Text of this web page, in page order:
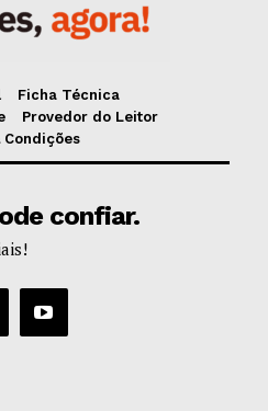
Ficha Técnica
Provedor do Leitor
Condições
confiar.